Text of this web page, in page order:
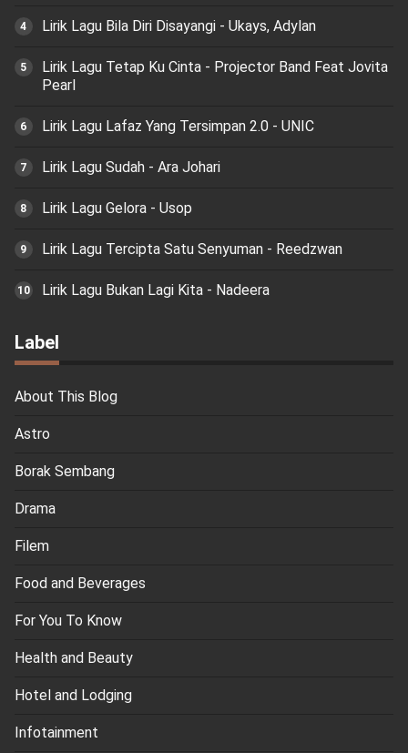
Lirik Lagu Bila Diri Disayangi - Ukays, Adylan
Lirik Lagu Tetap Ku Cinta - Projector Band Feat Jovita
Pearl
Lirik Lagu Lafaz Yang Tersimpan 2.0 - UNIC
Lirik Lagu Sudah - Ara Johari
Lirik Lagu Gelora - Usop
Lirik Lagu Tercipta Satu Senyuman - Reedzwan
Lirik Lagu Bukan Lagi Kita - Nadeera
Label
About This Blog
Astro
Borak Sembang
Drama
Filem
Food and Beverages
For You To Know
Health and Beauty
Hotel and Lodging
Infotainment